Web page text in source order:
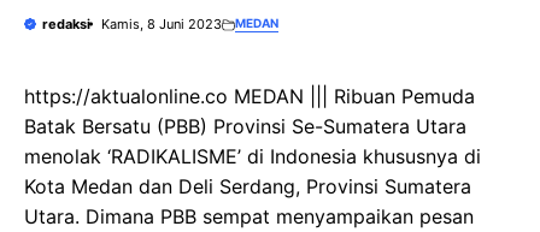
redaksi Kamis, 8 Juni 2023 MEDAN
https://aktualonline.co MEDAN ||| Ribuan Pemuda
Batak Bersatu (PBB) Provinsi Se-Sumatera Utara
menolak ‘RADIKALISME’ di Indonesia khususnya di
Kota Medan dan Deli Serdang, Provinsi Sumatera
Utara. Dimana PBB sempat menyampaikan pesan